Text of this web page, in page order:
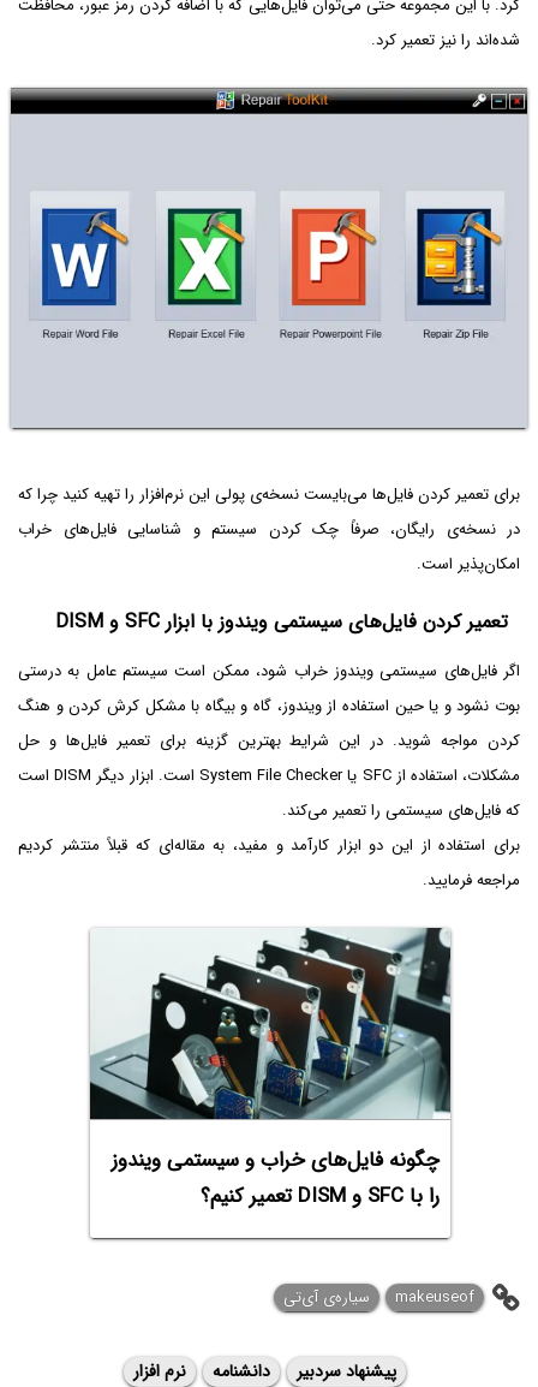
کرد. با این مجموعه حتی می‌توان فایل‌هایی که با اضافه کردن رمز عبور، محافظت
شده‌اند را نیز تعمیر کرد.
برای تعمیر کردن فایل‌ها می‌بایست نسخه‌ی پولی این نرم‌افزار را تهیه کنید چرا که
در نسخه‌ی رایگان، صرفاً چک کردن سیستم و شناسایی فایل‌های خراب
امکان‌پذیر است.
تعمیر کردن فایل‌های سیستمی ویندوز با ابزار SFC و DISM
اگر فایل‌های سیستمی ویندوز خراب شود، ممکن است سیستم عامل به درستی
بوت نشود و یا حین استفاده از ویندوز، گاه و بیگاه با مشکل کرش کردن و هنگ
کردن مواجه شوید. در این شرایط بهترین گزینه برای تعمیر فایل‌ها و حل
مشکلات، استفاده از SFC‌ یا System File Checker است. ابزار دیگر DISM است
که فایل‌های سیستمی را تعمیر می‌کند.
برای استفاده از این دو ابزار کارآمد و مفید، به مقاله‌ای که قبلاً منتشر کردیم
مراجعه فرمایید.
چگونه فایل‌های خراب و سیستمی ویندوز
را با SFC و DISM تعمیر کنیم؟
makeuseof سیاره‌ی آی‌تی
پیشنهاد سردبیر دانشنامه
نرم افزار